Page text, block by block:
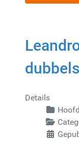
Details